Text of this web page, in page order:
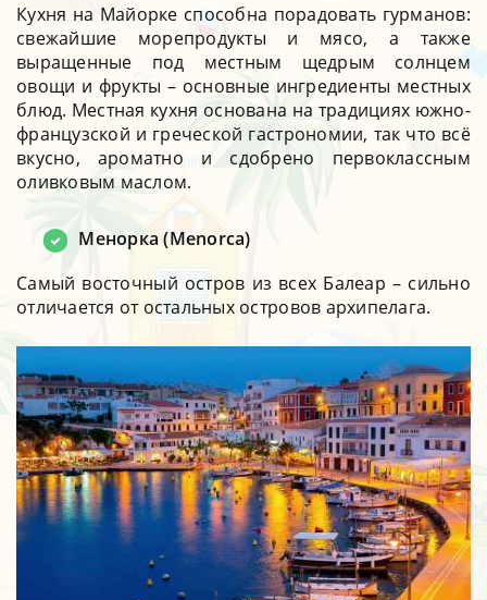
Кухня на Майорке способна порадовать гурманов:
свежайшие морепродукты и мясо, а также
выращенные под местным щедрым солнцем
овощи и фрукты – основные ингредиенты местных
блюд. Местная кухня основана на традициях южно-
французской и греческой гастрономии, так что всё
вкусно, ароматно и сдобрено первоклассным
оливковым маслом.
Менорка (Menorca)
Самый восточный остров из всех Балеар – сильно
отличается от остальных островов архипелага.